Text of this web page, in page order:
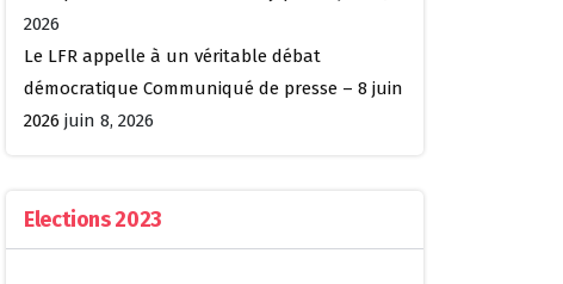
2026
Le LFR appelle à un véritable débat
démocratique Communiqué de presse – 8 juin
2026 juin 8, 2026
Elections 2023